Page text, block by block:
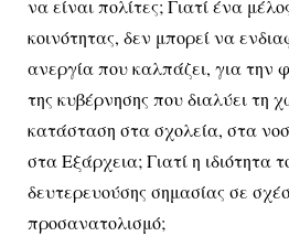
να είναι πολίτες; Γιατί ένα
κοινότητας, δεν μπορεί να
ανεργία που καλπάζει, για την
της κυβέρνησης που διαλύει τη
κατάσταση στα σχολεία, στα
στα Εξάρχεια; Γιατί η ιδιότητα
δευτερευούσης σημασίας σε
προσανατολισμό;